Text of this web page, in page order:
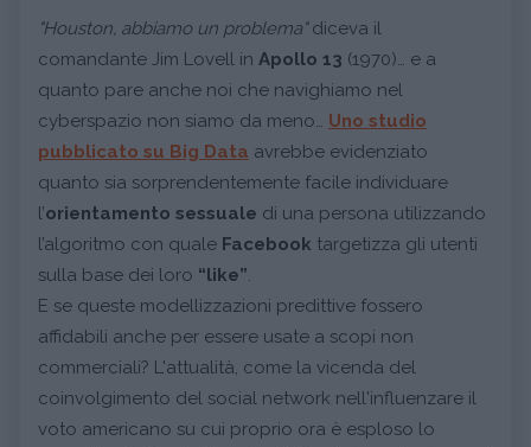
"Houston, abbiamo un problema"diceva il
comandante Jim Lovell in Apollo 13 (1970)… e a
quanto pare anche noi che navighiamo nel
cyberspazio non siamo da meno… Uno studio
pubblicato su Big Data avrebbe evidenziato
quanto sia sorprendentemente facile individuare
l’orientamento sessuale di una persona utilizzando
l’algoritmo con quale Facebook targetizza gli utenti
sulla base dei loro “like”
E se queste modellizzazioni predittive fossero
affidabili anche per essere usate a scopi non
commerciali? L'attualità, come la vicenda del
coinvolgimento del social network nell'influenzare il
voto americano su cui proprio ora è esploso lo